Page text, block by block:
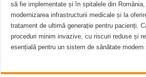
să fie implementate și în spitalele din
modernizarea infrastructurii medicale și la
tratament de ultimă generație pentru pacienți.
proceduri minim invazive, cu riscuri reduse și
esențială pentru un sistem de sănătate modern